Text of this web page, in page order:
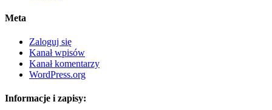
Meta
Zaloguj się
Kanał wpisów
Kanał komentarzy
WordPress.org
Informacje i zapisy: